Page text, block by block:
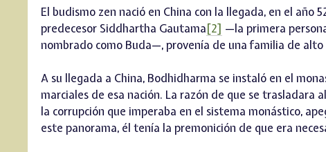
El budismo zen nació en China con la llegada, en el año
predecesor Siddhartha Gautama[2] —la primera
nombrado como Buda—, provenía de una familia de
A su llegada a China, Bodhidharma se instaló en el
marciales de esa nación. La razón de que se
la corrupción que imperaba en el sistema monástico,
este panorama, él tenía la premonición de que era